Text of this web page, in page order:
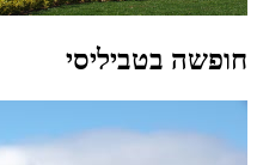
חופשה בטביליסי